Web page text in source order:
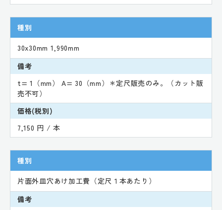
種別
30x30mm 1,990mm
備考
t= 1（mm） A= 30（mm）＊定尺販売のみ。（カット販
売不可）
価格(税別)
7,150 円 / 本
種別
片面外皿穴あけ加工費（定尺１本あたり）
備考